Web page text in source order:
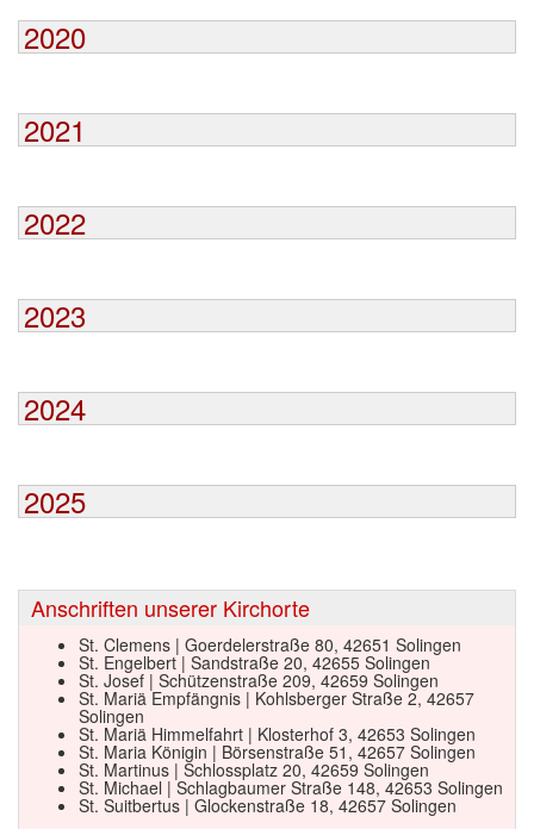
2020
2021
2022
2023
2024
2025
Anschriften unserer Kirchorte
St. Clemens | Goerdelerstraße 80, 42651 Solingen
St. Engelbert | Sandstraße 20, 42655 Solingen
St. Josef | Schützenstraße 209, 42659 Solingen
St. Mariä Empfängnis | Kohlsberger Straße 2, 42657
Solingen
St. Mariä Himmelfahrt | Klosterhof 3, 42653 Solingen
St. Maria Königin | Börsenstraße 51, 42657 Solingen
St. Martinus | Schlossplatz 20, 42659 Solingen
St. Michael | Schlagbaumer Straße 148, 42653 Solingen
St. Suitbertus | Glockenstraße 18, 42657 Solingen